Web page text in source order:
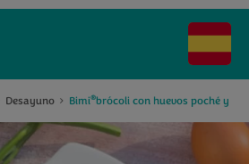
Desayuno Bimi®brócoli con huevos poché y